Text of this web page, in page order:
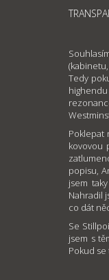
Tedy
Poklepat
kovovou
popisu,
jsem
Nahradil
co dát
Se
jsem s
Pokud